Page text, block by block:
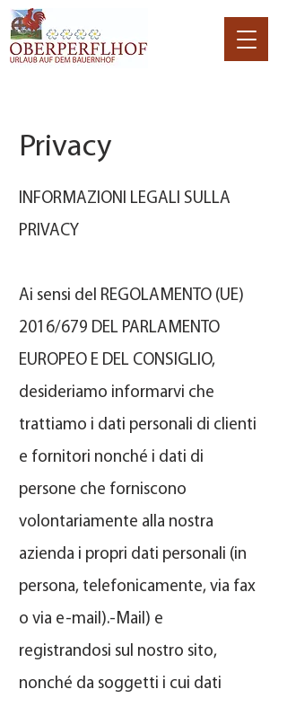
Privacy
INFORMAZIONI LEGALI SULLA
PRIVACY
Ai sensi del REGOLAMENTO (UE)
2016/679 DEL PARLAMENTO
EUROPEO E DEL CONSIGLIO,
desideriamo informarvi che
trattiamo i dati personali di clienti
e fornitori nonché i dati di
persone che forniscono
volontariamente alla nostra
azienda i propri dati personali (in
persona, telefonicamente, via fax
o via e-mail).-Mail) e
registrandosi sul nostro sito,
nonché da soggetti i cui dati